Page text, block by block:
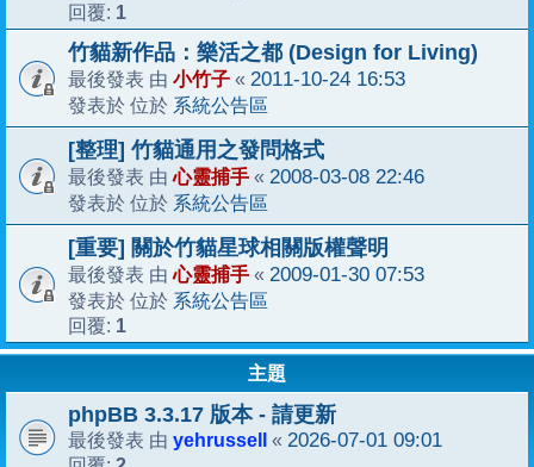
回覆: 1
竹貓新作品：樂活之都 (Design for Living)
最後發表 由 小竹子 « 2011-10-24 16:53
發表於 位於 系統公告區
[整理] 竹貓通用之發問格式
最後發表 由心靈捕手 « 2008-03-08 22:46
發表於 位於 系統公告區
[重要] 關於竹貓星球相關版權聲明
最後發表 由心靈捕手 « 2009-01-30 07:53
發表於 位於 系統公告區
回覆: 1
主題
phpBB 3.3.17 版本 - 請更新
最後發表 由 yehrussell « 2026-07-01 09:01